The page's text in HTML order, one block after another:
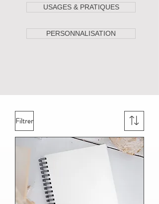
USAGES & PRATIQUES
PERSONNALISATION
Filtrer